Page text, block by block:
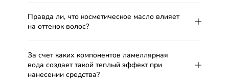
Правда ли, что косметическое масло влияет
на оттенок волос?
За счет каких компонентов ламеллярная
вода создает такой теплый эффект при
нанесении средства?